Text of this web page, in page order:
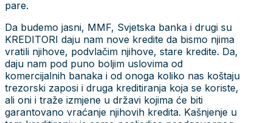
pare.
Da budemo jasni, MMF, Svjetska banka i drugi su
KREDITORI daju nam nove kredite da bismo njima
vratili njihove, podvlačim njihove, stare kredite. Da,
daju nam pod puno boljim uslovima od
komercijalnih banaka i od onoga koliko nas koštaju
trezorski zaposi i druga kreditiranja koja se koriste,
ali oni i traže izmjene u državi kojima će biti
garantovano vraćanje njihovih kredita. Kašnjenje u